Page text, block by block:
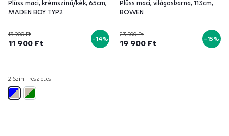
Plüss maci, krémszínű/kék, 65cm,
MADEN BOY TYP2
13 900 Ft
11 900 Ft -14%
2 Szín - részletes
Plüss maci, világosbarna, 113cm,
BOWEN
23 500 Ft
19 900 Ft -15%